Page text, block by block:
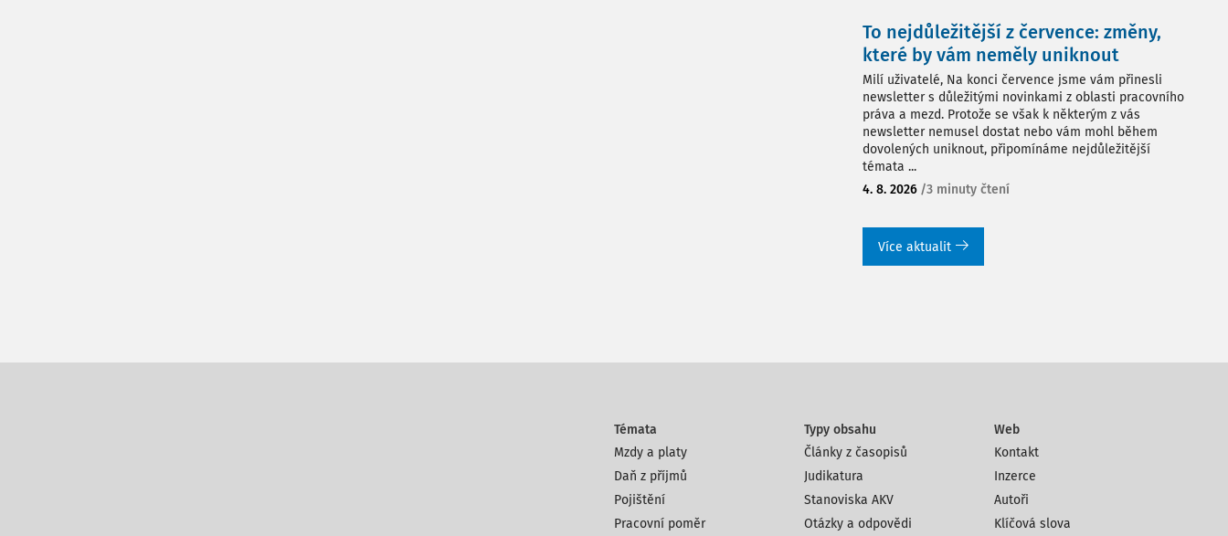
To nejdůležitější z července: změny,
které by vám neměly uniknout
Milí uživatelé, Na konci července jsme vám přinesli
newsletter s důležitými novinkami z oblasti pracovního
práva a mezd. Protože se však k některým z vás
newsletter nemusel dostat nebo vám mohl během
dovolených uniknout, připomínáme nejdůležitější
témata ...
4. 8. 2026 /3 minuty čtení
Více aktualit
Témata
Mzdy a platy
Daň z příjmů
Pojištění
Pracovní poměr
Typy obsahu
Články z časopisů
Judikatura
Stanoviska AKV
Otázky a odpovědi
Web
Kontakt
Inzerce
Autoři
Klíčová slova